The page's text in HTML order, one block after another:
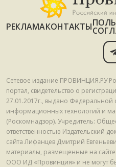
РЕКЛАМАКОНТАКТЫ
Сетевое издание ПРОВИНЦИЯ.РУ
портал, свидетельство о
27.01.2017г., выдано Федеральной
информационных технологий и
(Роскомнадзор). Учредитель:
ответственностью Издательский
сайта Лифанцев Дмитрий
материалы, размещенные на
ООО ИД «Провинция» и не могут